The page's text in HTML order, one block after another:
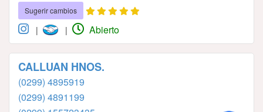
Sugerir cambios
| | Abierto
CALLUAN HNOS.
(0299) 4895919
(0299) 4891199